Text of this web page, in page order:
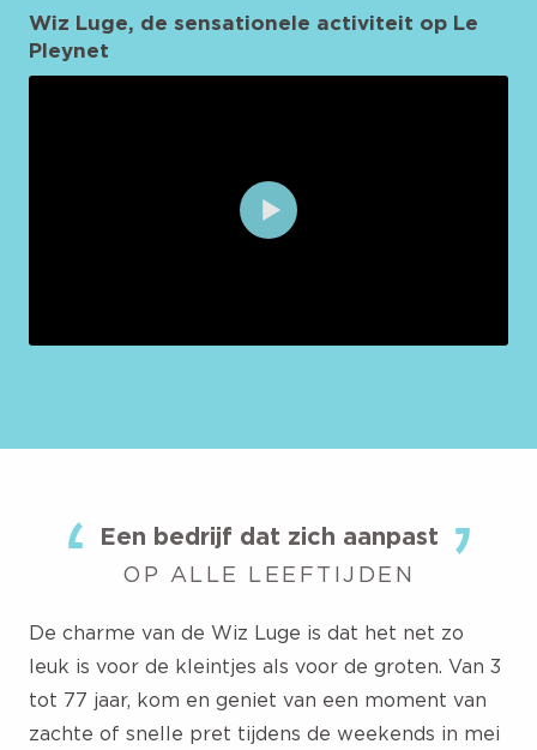
Wiz Luge, de sensationele activiteit op Le
Pleynet
Een bedrijf dat zich aanpast
OP ALLE LEEFTIJDEN
De charme van de Wiz Luge is dat het net zo
leuk is voor de kleintjes als voor de groten. Van 3
tot 77 jaar, kom en geniet van een moment van
zachte of snelle pret tijdens de weekends in mei